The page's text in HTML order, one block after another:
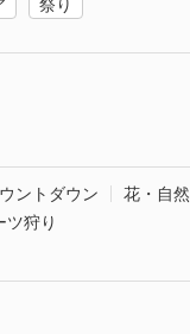
祭り
ントダウン
花・自然
ツ狩り